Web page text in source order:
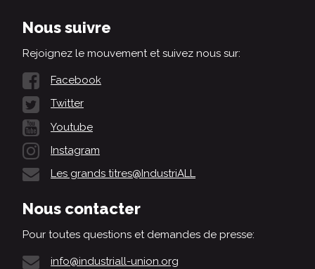
Nous suivre
Rejoignez le mouvement et suivez nous sur:
Facebook
Twitter
Youtube
Instagram
Les grands titres@IndustriALL
Nous contacter
Pour toutes questions et demandes de presse:
info@industriall-union.org